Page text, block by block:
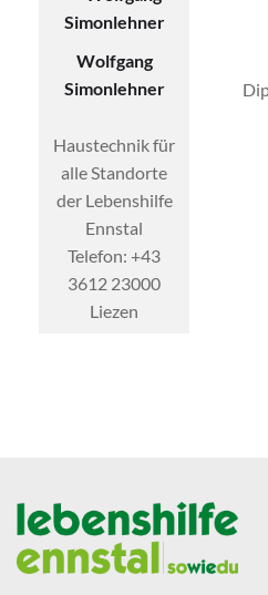
Wolfgang
Simonlehner
Haustechnik für
alle Standorte
der Lebenshilfe
Ennstal
Telefon: +43
3612 23000
Liezen